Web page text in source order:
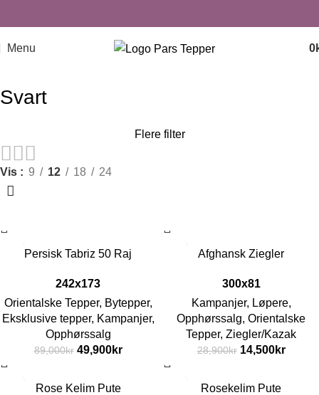
Menu 0
Svart
Flere filter
Vis 9 12 18 24
Persisk Tabriz 50 Raj
242x173
Orientalske Tepper, Bytepper,
Eksklusive tepper, Kampanjer,
Opphørssalg
89,000kr 49,900kr
Afghansk Ziegler
300x81
Kampanjer, Løpere,
Opphørssalg, Orientalske
Tepper, Ziegler/Kazak
28,900kr 14,500kr
Rose Kelim Pute Rosekelim Pute